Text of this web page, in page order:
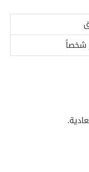
شخصاً